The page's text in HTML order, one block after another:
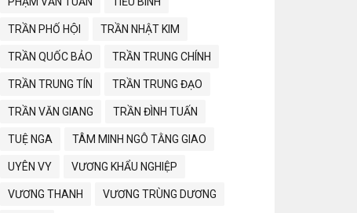
TRẦN PHỐ HỘI TRẦN NHẬT KIM
TRẦN QUỐC BẢO TRẦN TRUNG CHÍNH
TRẦN TRUNG TÍN TRẦN TRUNG ĐẠO
TRẦN VĂN GIANG TRẦN ĐÌNH TUẤN
TUỆ NGA TÂM MINH NGÔ TẰNG GIAO
UYÊN VY VƯƠNG KHẨU NGHIỆP
VƯƠNG THANH VƯƠNG TRÙNG DƯƠNG